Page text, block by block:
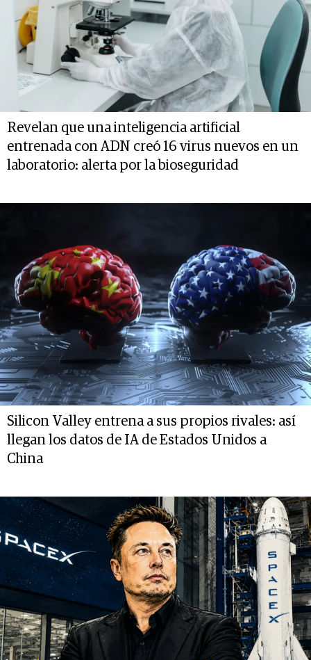
Revelan que una inteligencia artificial
entrenada con ADN creó 16 virus nuevos en un
laboratorio: alerta por la bioseguridad
Silicon Valley entrena a sus propios rivales: así
llegan los datos de IA de Estados Unidos a
China